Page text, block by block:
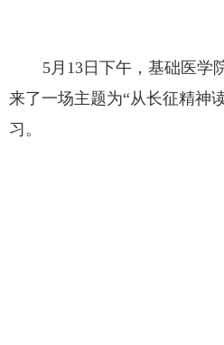
5月13日下午，基础医学
来了一场主题为“从长征精神
习。